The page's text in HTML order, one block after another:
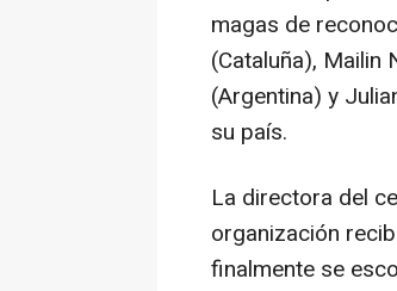
magas de
(Cataluña), Mailin
(Argentina) y
su país.
La directora del
organización
finalmente se